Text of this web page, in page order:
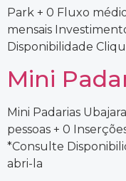
Park + 0 Fluxo
mensais
Disponibilidade
Mini
Mini Padarias
pessoas + 0
*Consulte
abri-la